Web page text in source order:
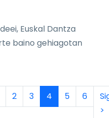
Euskal Dantza
baino gehiagotan
Página
2 Página
3 Página actual
4 Página
5 Página
6
>